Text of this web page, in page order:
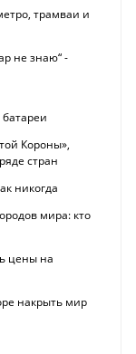
трамваи и
не знаю“ -
Короны»,
стран
никогда
мира: кто
цены на
накрыть мир